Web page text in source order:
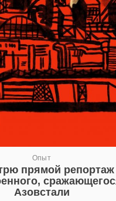
Опыт
прямой репортаж
Азовстали